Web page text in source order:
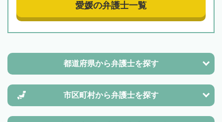
愛媛の弁護士一覧
都道府県から弁護士を探す
市区町村から弁護士を探す